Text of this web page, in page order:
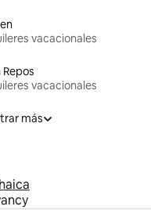
vacacionales
Repos
vacacionales
más